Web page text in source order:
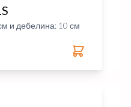
и дебелина: 10 см